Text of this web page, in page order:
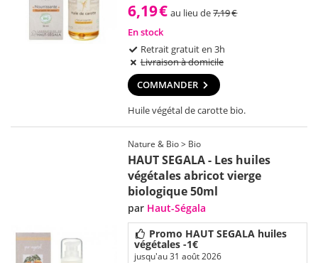
6,19€ au lieu de7,19€
En stock
Retrait gratuit en 3h
Livraison à domicile
COMMANDER
Huile végétal de carotte bio.
Nature & Bio > Bio
HAUT SEGALA - Les huiles
végétales abricot vierge
biologique 50ml
par Haut-Ségala
Promo HAUT SEGALA huiles
végétales -1€
jusqu'au 31 août 2026